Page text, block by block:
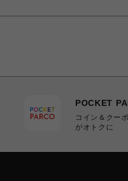
POCKET
コイン＆クー
がオトクに